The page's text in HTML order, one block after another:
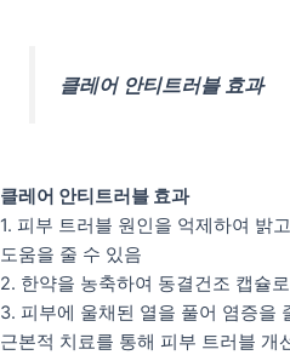
클레어 안티트러블 효과
클레어 안티트러블 효과
1. 피부 트러블 원인을 억제하여 밝
도움을 줄 수 있음
2. 한약을 농축하여 동결건조 캡슐
3. 피부에 울채된 열을 풀어 염증을
근본적 치료를 통해 피부 트러블 개